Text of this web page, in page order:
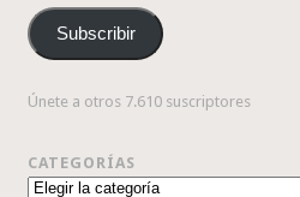
correo
electrónico
Subscribir
Únete a otros 7.610 suscriptores
CATEGORÍAS
Categorías